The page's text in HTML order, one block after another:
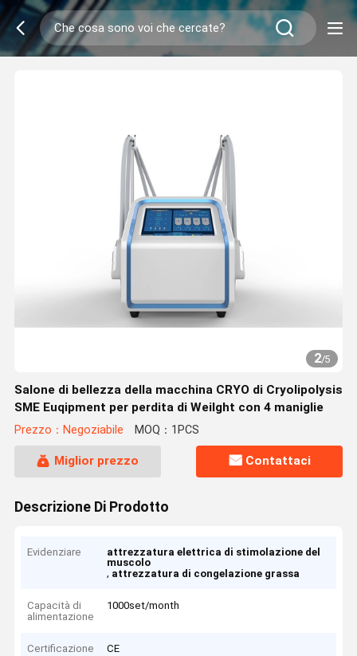
2/5
Salone di bellezza della macchina CRYO di Cryolipolysis
SME Euqipment per perdita di Weilght con 4 maniglie
Prezzo：Negoziabile MOQ：1PCS
Miglior prezzo Contattaci
Descrizione Di Prodotto
Evidenziare
attrezzatura elettrica di stimolazione del
muscolo
, attrezzatura di congelazione grassa
Capacità di
alimentazione
1000set/month
Certificazione CE